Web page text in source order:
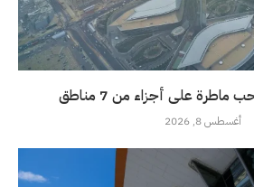
على أجزاء من 7 مناطق
أغسطس 8, 2026